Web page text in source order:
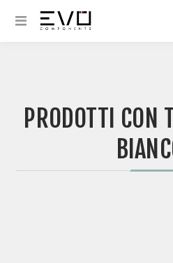
PRODOTTI CON